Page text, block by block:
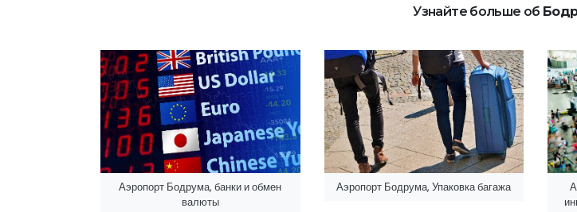
Узнайте больше об
Аэропорт Бодрума, банки и обмен
валюты
Аэропорт Бодрума, Упаковка багажа